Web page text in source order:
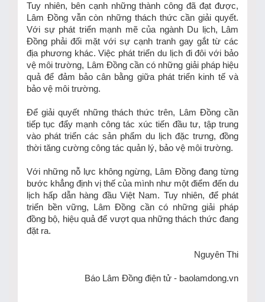
Tuy nhiên, bên cạnh những thành công đã đạt được,
Lâm Đồng vẫn còn những thách thức cần giải quyết.
Với sự phát triển mạnh mẽ của ngành Du lịch, Lâm
Đồng phải đối mặt với sự cạnh tranh gay gắt từ các
địa phương khác. Việc phát triển du lịch đi đôi với bảo
vệ môi trường, Lâm Đồng cần có những giải pháp hiệu
quả để đảm bảo cân bằng giữa phát triển kinh tế và
bảo vệ môi trường.
Để giải quyết những thách thức trên, Lâm Đồng cần
tiếp tục đẩy mạnh công tác xúc tiến đầu tư, tập trung
vào phát triển các sản phẩm du lịch đặc trưng, đồng
thời tăng cường công tác quản lý, bảo vệ môi trường.
Với những nỗ lực không ngừng, Lâm Đồng đang từng
bước khẳng định vị thế của mình như một điểm đến du
lịch hấp dẫn hàng đầu Việt Nam. Tuy nhiên, để phát
triển bền vững, Lâm Đồng cần có những giải pháp
đồng bộ, hiệu quả để vượt qua những thách thức đang
đặt ra.
Nguyên Thi
Báo Lâm Đồng điện tử - baolamdong.vn